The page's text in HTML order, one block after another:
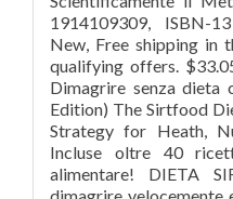
1914109309, ISBN-
New, Free shipping in
qualifying offers.
Dimagrire senza dieta
Edition) The Sirtfood
Strategy for Heath,
Incluse oltre 40
alimentare! DIETA